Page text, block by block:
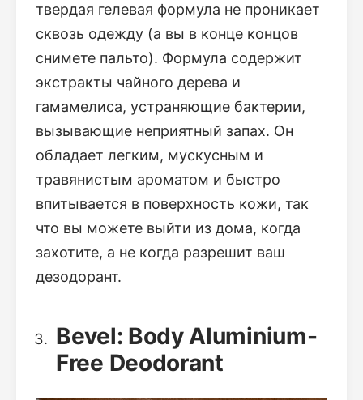
твердая гелевая формула не проникает
сквозь одежду (а вы в конце концов
снимете пальто). Формула содержит
экстракты чайного дерева и
гамамелиса, устраняющие бактерии,
вызывающие неприятный запах. Он
обладает легким, мускусным и
травянистым ароматом и быстро
впитывается в поверхность кожи, так
что вы можете выйти из дома, когда
захотите, а не когда разрешит ваш
дезодорант.
Bevel: Body Aluminium-
Free Deodorant